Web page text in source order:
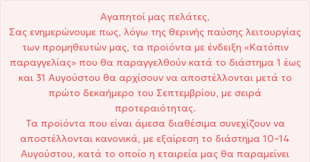
Αγαπητοί μας πελάτες,
Σας ενημερώνουμε πως, λόγω της θερινής παύσης λειτουργίας
των προμηθευτών μας, τα προϊόντα με ένδειξη «Κατόπιν
παραγγελίας» που θα παραγγελθούν κατά το διάστημα 1 έως
και 31 Αυγούστου θα αρχίσουν να αποστέλλονται μετά το
πρώτο δεκαήμερο του Σεπτεμβρίου, με σειρά
προτεραιότητας.
Τα προϊόντα που είναι άμεσα διαθέσιμα συνεχίζουν να
αποστέλλονται κανονικά, με εξαίρεση το διάστημα 10–14
Αυγούστου, κατά το οποίο η εταιρεία μας θα παραμείνει